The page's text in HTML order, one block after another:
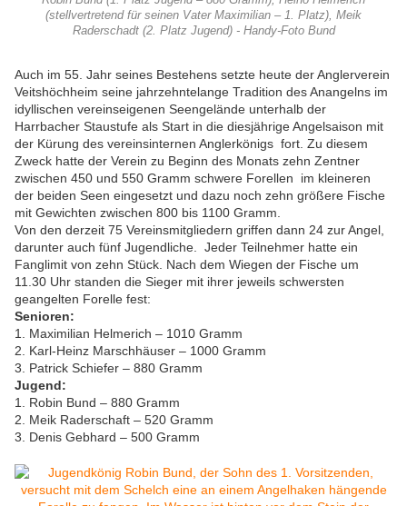
(stellvertretend für seinen Vater Maximilian – 1. Platz), Meik
Raderschadt (2. Platz Jugend) - Handy-Foto Bund
Auch im 55. Jahr seines Bestehens setzte heute der Anglerverein
Veitshöchheim seine jahrzehntelange Tradition des Anangelns im
idyllischen vereinseigenen Seengelände unterhalb der
Harrbacher Staustufe als Start in die diesjährige Angelsaison mit
der Kürung des vereinsinternen Anglerkönigs fort. Zu diesem
Zweck hatte der Verein zu Beginn des Monats zehn Zentner
zwischen 450 und 550 Gramm schwere Forellen im kleineren
der beiden Seen eingesetzt und dazu noch zehn größere Fische
mit Gewichten zwischen 800 bis 1100 Gramm.
Von den derzeit 75 Vereinsmitgliedern griffen dann 24 zur Angel,
darunter auch fünf Jugendliche. Jeder Teilnehmer hatte ein
Fanglimit von zehn Stück. Nach dem Wiegen der Fische um
11.30 Uhr standen die Sieger mit ihrer jeweils schwersten
geangelten Forelle fest:
Senioren:
1. Maximilian Helmerich – 1010 Gramm
2. Karl-Heinz Marschhäuser – 1000 Gramm
3. Patrick Schiefer – 880 Gramm
Jugend:
1. Robin Bund – 880 Gramm
2. Meik Raderschaft – 520 Gramm
3. Denis Gebhard – 500 Gramm